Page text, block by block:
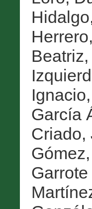
Beatriz,
Ignacio,
García
Criado,